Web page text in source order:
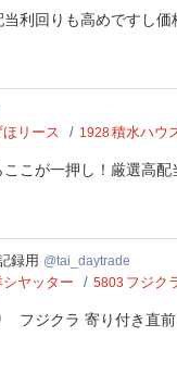
利回りも高めですし
ほリース 1928積水ハウ
ここが一押し！厳選高
録用 tai_daytrade
シヤッター 5803 フジク
フジクラ 寄り付き直